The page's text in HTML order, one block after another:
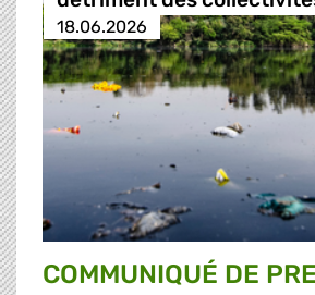
18.06.2026
COMMUNIQUÉ DE